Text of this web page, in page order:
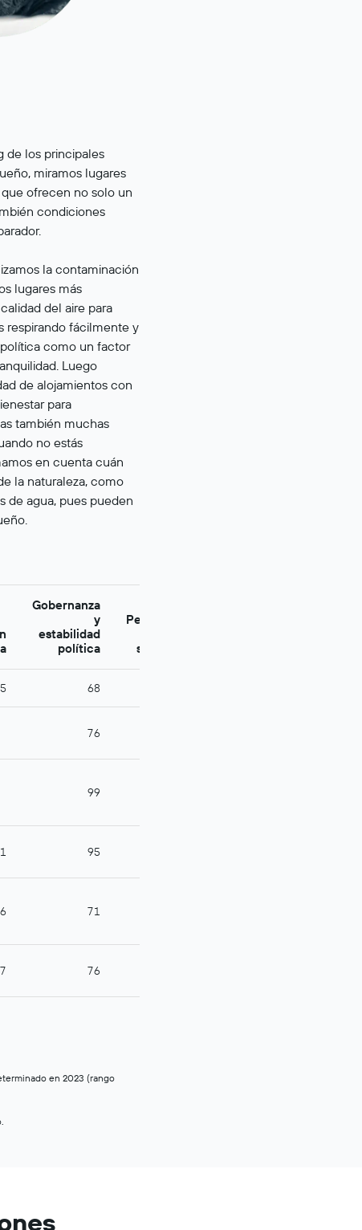
de los principales
miramos lugares
ofrecen no solo un
condiciones
la contaminación
lugares más
del aire para
respirando fácilmente y
como un factor
Luego
de alojamientos con
para
también muchas
no estás
en cuenta cuán
la naturaleza, como
de agua, pues pueden